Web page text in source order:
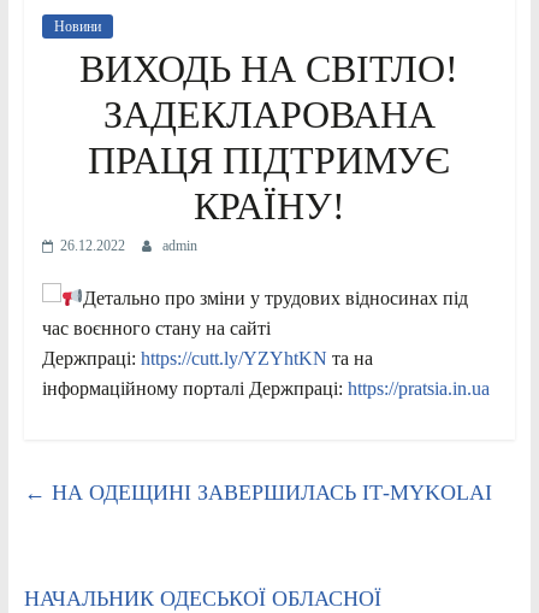
Новини
ВИХОДЬ НА СВІТЛО!
ЗАДЕКЛАРОВАНА
ПРАЦЯ ПІДТРИМУЄ
КРАЇНУ!
26.12.2022 admin
Детально про зміни у трудових відносинах під
час воєнного стану на сайті
Держпраці: https://cutt.ly/YZYhtKN та на
інформаційному порталі Держпраці: https://pratsia.in.ua
← НА ОДЕЩИНІ ЗАВЕРШИЛАСЬ ІТ-MYKOLAI
НАЧАЛЬНИК ОДЕСЬКОЇ ОБЛАСНОЇ